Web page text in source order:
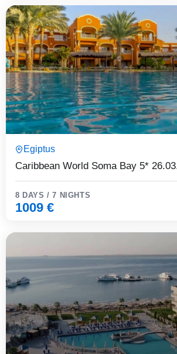
Egiptus
Caribbean World Soma Bay 5*
8 DAYS / 7 NIGHTS
1009 €